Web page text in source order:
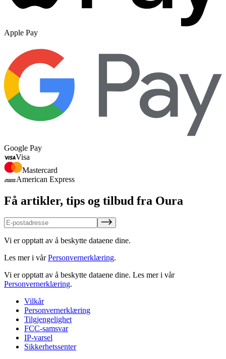
Apple Pay
Google Pay
Visa
Mastercard
American Express
Få artikler, tips og tilbud fra Oura
Vi er opptatt av å beskytte dataene dine.
Les mer i vårPersonvernerklæring.
Vi er opptatt av å beskytte dataene dine. Les mer i vår
Personvernerklæring.
Vilkår
Personvernerklæring
Tilgjengelighet
FCC-samsvar
IP-varsel
Sikkerhetssenter